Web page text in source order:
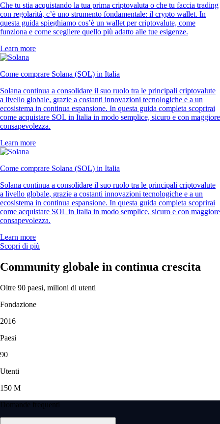
Che tu stia acquistando la tua prima criptovaluta o che tu faccia trading
con regolarità, c’è uno strumento fondamentale: il crypto wallet. In
questa guida spieghiamo cos’è un wallet per criptovalute, come
funziona e come scegliere quello più adatto alle tue esigenze.
Learn more
Come comprare Solana (SOL) in Italia
Solana continua a consolidare il suo ruolo tra le principali criptovalute
a livello globale, grazie a costanti innovazioni tecnologiche e a un
ecosistema in continua espansione. In questa guida completa scoprirai
come acquistare SOL in Italia in modo semplice, sicuro e con maggiore
consapevolezza.
Learn more
Come comprare Solana (SOL) in Italia
Solana continua a consolidare il suo ruolo tra le principali criptovalute
a livello globale, grazie a costanti innovazioni tecnologiche e a un
ecosistema in continua espansione. In questa guida completa scoprirai
come acquistare SOL in Italia in modo semplice, sicuro e con maggiore
consapevolezza.
Learn more
Scopri di più
Community globale in continua crescita
Oltre 90 paesi, milioni di utenti
Fondazione
2016
Paesi
90
Utenti
150 M
Domande frequenti